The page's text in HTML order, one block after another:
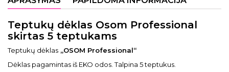
Teptukų dėklas Osom Professional
skirtas 5 teptukams
Teptukų dėklas „OSOM Professional“
Dėklas pagamintas iš EKO odos. Talpina 5 teptukus.